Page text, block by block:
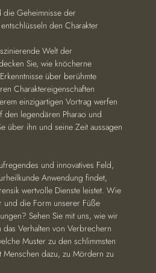
die Geheimnisse der
den Charakter
Welt der
Sie, wie knöcherne
über berühmte
Charaktereigenschaften
einzigartigen Vortrag werfen
den legendären Pharao und
über ihn und seine Zeit aussagen
und innovatives Feld,
Anwendung findet,
wertvolle Dienste leistet. Wie
und die Form unserer Füße
Sehen Sie mit uns, wie wir
das Verhalten von Verbrechern
Muster zu den schlimmsten
Menschen dazu, zu Mördern zu